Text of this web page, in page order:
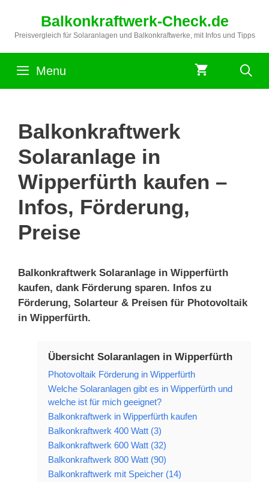
springen
Balkonkraftwerk-Check.de
Preisvergleich für Solaranlagen und Balkonkraftwerke, mit Infos und Tipps
Menu
Balkonkraftwerk
Solaranlage in
Wipperfürth kaufen –
Infos, Förderung,
Preise
Balkonkraftwerk Solaranlage in Wipperfürth
kaufen, dank Förderung sparen. Infos zu
Förderung, Solarteur & Preisen für Photovoltaik
in Wipperfürth.
Übersicht Solaranlagen in Wipperfürth
Photovoltaik Förderung in Wipperfürth
Welche Solaranlagen gibt es in Wipperfürth und
welche ist für mich geeignet?
Balkonkraftwerk in Wipperfürth kaufen
Balkonkraftwerk 400 Watt (3)
Balkonkraftwerk 600 Watt (32)
Balkonkraftwerk 800 Watt (90)
Balkonkraftwerk mit Speicher (14)